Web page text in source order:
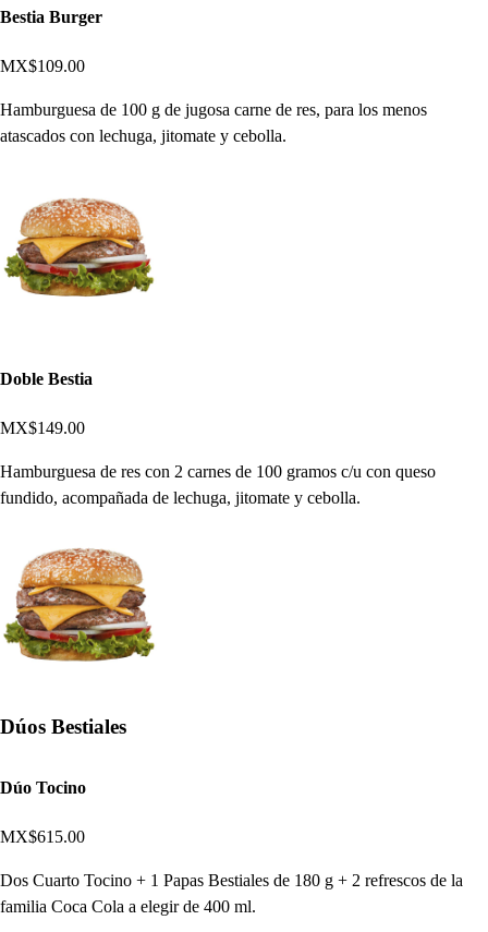
Bestia Burger
MX$109.00
Hamburguesa de 100 g de jugosa carne de res, para los menos
atascados con lechuga, jitomate y cebolla.
Doble Bestia
MX$149.00
Hamburguesa de res con 2 carnes de 100 gramos c/u con queso
fundido, acompañada de lechuga, jitomate y cebolla.
Dúos Bestiales
Dúo Tocino
MX$615.00
Dos Cuarto Tocino + 1 Papas Bestiales de 180 g + 2 refrescos de la
familia Coca Cola a elegir de 400 ml.